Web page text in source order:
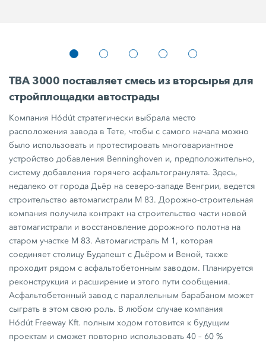
TBA 3000 поставляет смесь из вторсырья для
стройплощадки автострады
Компания Hódút стратегически выбрала место
расположения завода в Тете, чтобы с самого начала можно
было использовать и протестировать многовариантное
устройство добавления Benninghoven и, предположительно,
систему добавления горячего асфальтогранулята. Здесь,
недалеко от города Дьёр на северо-западе Венгрии, ведется
строительство автомагистрали M 83. Дорожно-строительная
компания получила контракт на строительство части новой
автомагистрали и восстановление дорожного полотна на
старом участке M 83. Автомагистраль M 1, которая
соединяет столицу Будапешт с Дьёром и Веной, также
проходит рядом с асфальтобетонным заводом. Планируется
реконструкция и расширение и этого пути сообщения.
Асфальтобетонный завод с параллельным барабаном может
сыграть в этом свою роль. В любом случае компания
Hódút Freeway Kft. полным ходом готовится к будущим
проектам и сможет повторно использовать40 – 60 %